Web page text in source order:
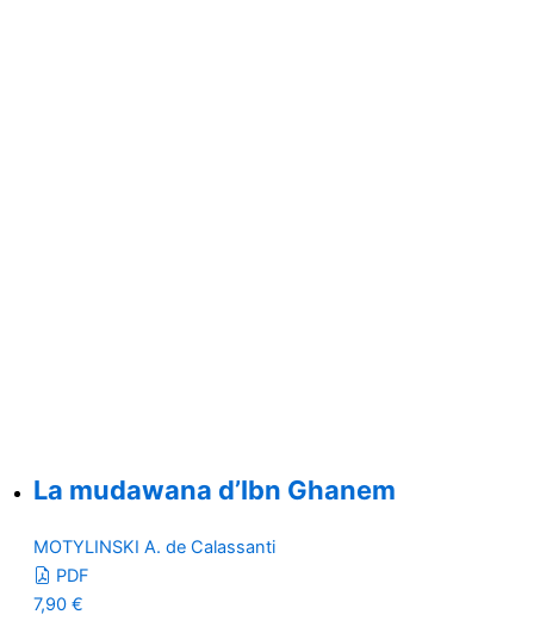
La mudawana d’Ibn Ghanem
MOTYLINSKI A. de Calassanti
PDF
7,90 €